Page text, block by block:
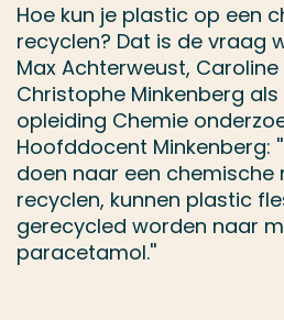
Hoe kun je plastic op een
recyclen? Dat is de vraag
Max Achterweust,
Christophe Minkenberg
opleiding Chemie
Hoofddocent Minkenberg:
doen naar een chemische
recyclen, kunnen plastic
gerecycled worden naar
paracetamol.''